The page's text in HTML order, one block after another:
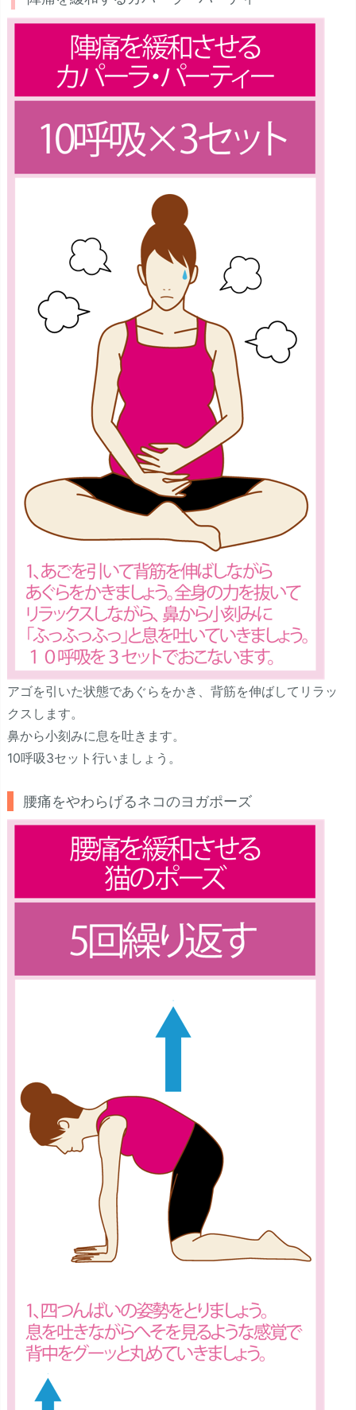
アゴを引いた状態であぐらをかき、背筋を伸ばしてリラッ
クスします。
鼻から小刻みに息を吐きます。
10呼吸3セット行いましょう。
腰痛をやわらげるネコのヨガポーズ